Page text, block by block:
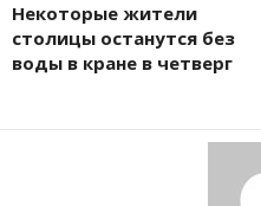
Некоторые жители
столицы останутся без
воды в кране в четверг